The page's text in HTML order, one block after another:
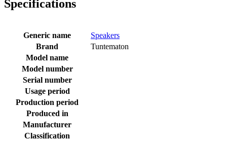
Specifications
Generic name
Speakers
Brand
Tuntematon
Model name
Model number
Serial number
Usage period
Production period
Produced in
Manufacturer
Classification